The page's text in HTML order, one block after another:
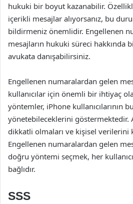
hukuki bir boyut kazanabilir.
içerikli mesajlar alıyorsanız, bu
bildirmeniz önemlidir. Engellenen
mesajların hukuki süreci hakkında
avukata danışabilirsiniz.
Engellenen numaralardan gelen
kullanıcılar için önemli bir ihtiyaç
yöntemler, iPhone kullanıcılarının
yönetebileceklerini göstermektedir.
dikkatli olmaları ve kişisel verilerini
Engellenen numaralardan gelen
doğru yöntemi seçmek, her
bağlıdır.
SSS